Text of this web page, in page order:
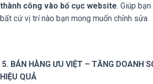
thành công vào bố cục website. Giúp
bất cứ vị trí nào bạn mong muốn chỉnh sửa
5. BÁN HÀNG ƯU VIỆT – TĂNG DOANH
HIỆU QUẢ